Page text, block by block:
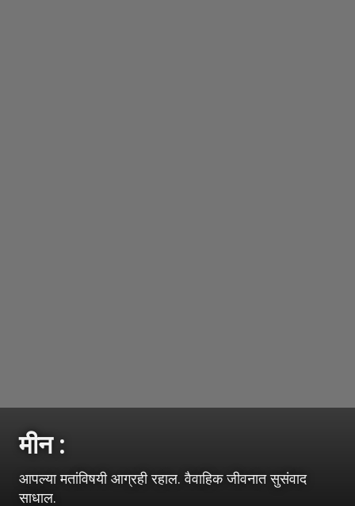
मीन :
आपल्या मतांविषयी आग्रही रहाल. वैवाहिक जीवनात सुसंवाद
साधाल.